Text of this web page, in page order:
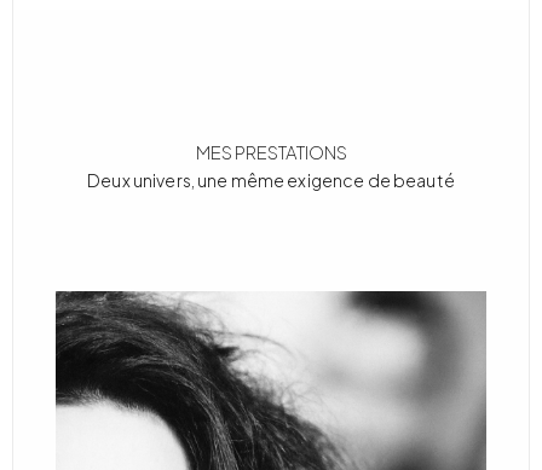
MES PRESTATIONS
Deux univers, une même exigence de beauté